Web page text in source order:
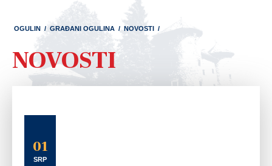
OGULIN / GRAĐANI OGULINA / NOVOSTI /
NOVOSTI
01
SRP